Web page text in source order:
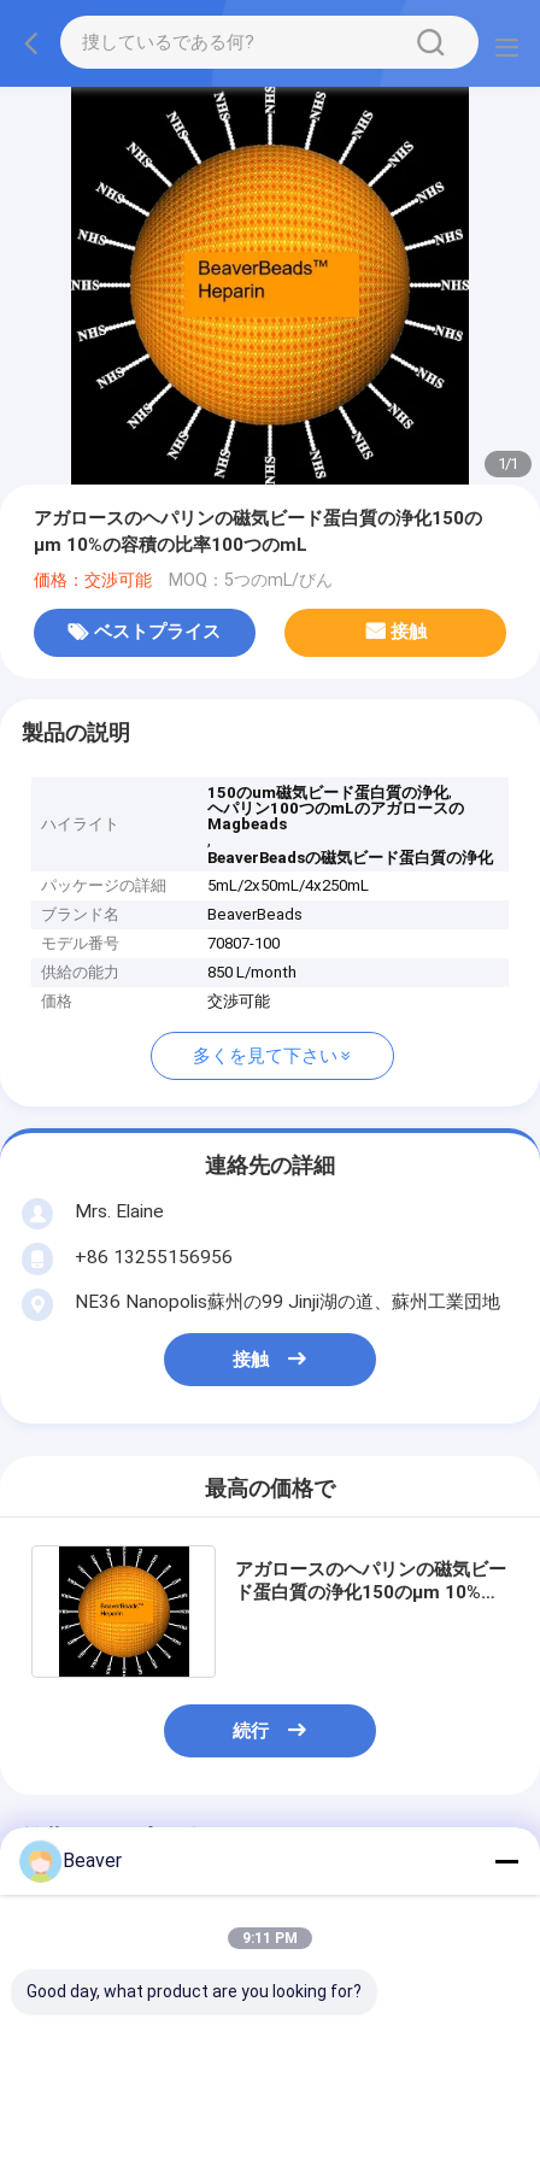
1/1
アガロースのヘパリンの磁気ビード蛋白質の浄化150の
μm 10%の容積の比率100つのmL
価格：交渉可能 MOQ：5つのmL/びん
ベストプライス 接触
製品の説明
ハイライト
150のum磁気ビード蛋白質の浄化,
ヘパリン100つのmLのアガロースの
Magbeads
,
BeaverBeadsの磁気ビード蛋白質の浄化
パッケージの詳細
5mL/2x50mL/4x250mL
ブランド名
BeaverBeads
モデル番号
70807-100
供給の能力
850 L/month
価格
交渉可能
多くを見て下さい
連絡先の詳細
Mrs. Elaine
+86 13255156956
NE36 Nanopolis蘇州の99 Jinji湖の道、蘇州工業団地
接触
最高の価格で
アガロースのヘパリンの磁気ビー
ド蛋白質の浄化150のμm 10%の
続行
推薦されたプロダクト
Beaver
9:11 PM
Good day, what product are you looking for?